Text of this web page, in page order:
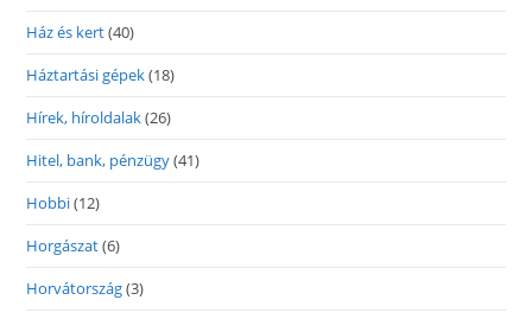
Ház és kert(40)
Háztartási gépek(18)
Hírek, híroldalak(26)
Hitel, bank, pénzügy(41)
Hobbi(12)
Horgászat(6)
Horvátország(3)